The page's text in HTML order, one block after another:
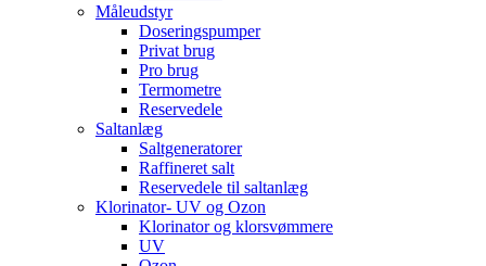
Måleudstyr
Doseringspumper
Privat brug
Pro brug
Termometre
Reservedele
Saltanlæg
Saltgeneratorer
Raffineret salt
Reservedele til saltanlæg
Klorinator- UV og Ozon
Klorinator og klorsvømmere
UV